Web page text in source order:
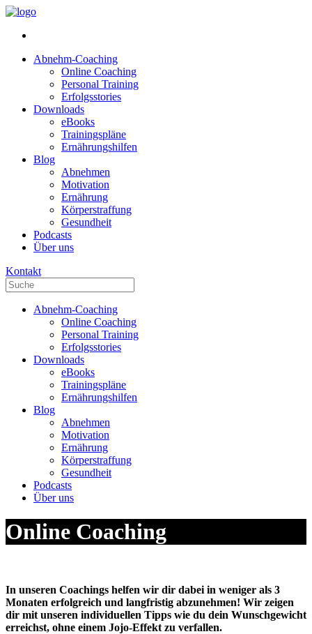
Abnehm-Coaching
Online Coaching
Personal Training
Erfolgsstories
Downloads
eBooks
Trainingspläne
Ernährungshilfen
Blog
Abnehmen
Motivation
Ernährung
Körperstraffung
Gesundheit
Podcasts
Über uns
Kontakt
autocomplete
arrows
desired
page.
Touch
explore
by
touch
or
Abnehm-Coaching
Online Coaching
Personal Training
Erfolgsstories
Downloads
eBooks
Trainingspläne
Ernährungshilfen
Blog
Abnehmen
Motivation
Ernährung
Körperstraffung
Gesundheit
Podcasts
Über uns
Online Coaching
In unseren Coachings helfen wir dir dabei in weniger als 3
Monaten erfolgreich und langfristig abzunehmen! Wir zeigen
dir mit unseren individuellen Tipps wie du dein Wunschgewicht
erreichst, ohne einem Jojo-Effekt zu verfallen.